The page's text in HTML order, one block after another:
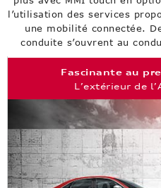
l’utilisation des services
une mobilité connectée.
conduite s’ouvrent au
Fascinante au
L’extérieur de